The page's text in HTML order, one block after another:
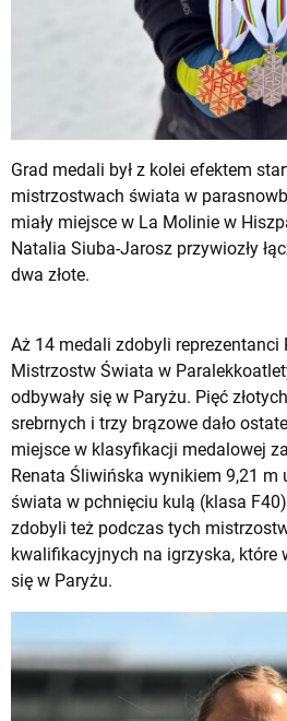
Grad medali był z kolei efektem
mistrzostwach świata w
miały miejsce w La Molinie w
Natalia Siuba-Jarosz przywiozły
dwa złote.
Aż 14 medali zdobyli reprezentanci
Mistrzostw Świata w
odbywały się w Paryżu. Pięć
srebrnych i trzy brązowe dało
miejsce w klasyfikacji medalowej
Renata Śliwińska wynikiem 9,21 m
świata w pchnięciu kulą (klasa
zdobyli też podczas tych
kwalifikacyjnych na igrzyska, które
się w Paryżu.